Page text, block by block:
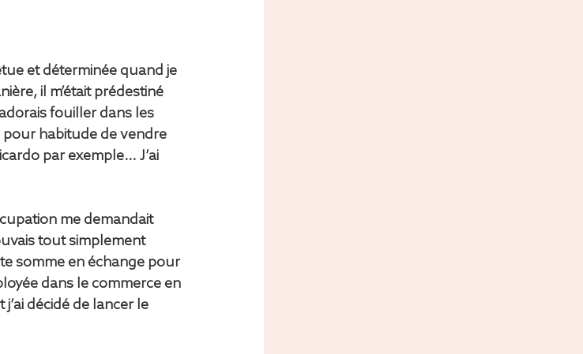
et déterminée quand je
il m’était prédestiné
fouiller dans les
pour habitude de vendre
par exemple… J’ai
me demandait
tout simplement
somme en échange pour
dans le commerce en
décidé de lancer le